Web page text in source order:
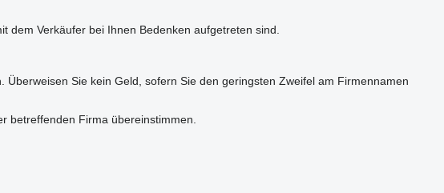
dem Verkäufer bei Ihnen Bedenken aufgetreten sind.
Sie kein Geld, sofern Sie den geringsten Zweifel am Firmennamen
betreffenden Firma übereinstimmen.